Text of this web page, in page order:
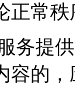
正常
务提
容的